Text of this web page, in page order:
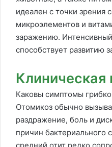
идеален с точки зрения
микроэлементов и
заражению.
способствует развитию
Клиническая
Каковы симптомы
Отомикоз обычно
раздражение, боль и
причин бактериального